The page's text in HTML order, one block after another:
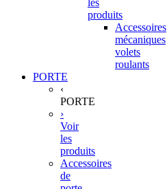
produits
Accessoires
mécaniques
volets
roulants
PORTE
‹
PORTE
›
Voir
les
produits
Accessoires
de